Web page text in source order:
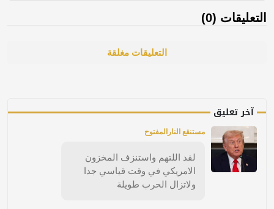
التعليقات (0)
التعليقات مغلقة
آخر تعليق
مستنقع النارالمفتوح
لقد اللتهم واستنزف المخزون
الامريكي في وقت قياسي جدا
ولاتزال الحرب طويلة